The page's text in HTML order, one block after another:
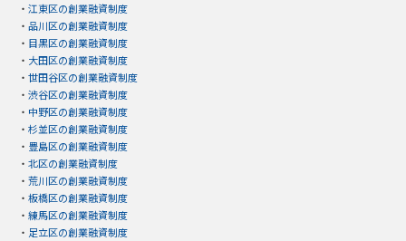
・ 江東区の創業融資制度
・ 品川区の創業融資制度
・ 目黒区の創業融資制度
・ 大田区の創業融資制度
・ 世田谷区の創業融資制度
・ 渋谷区の創業融資制度
・ 中野区の創業融資制度
・ 杉並区の創業融資制度
・ 豊島区の創業融資制度
・ 北区の創業融資制度
・ 荒川区の創業融資制度
・ 板橋区の創業融資制度
・ 練馬区の創業融資制度
・ 足立区の創業融資制度